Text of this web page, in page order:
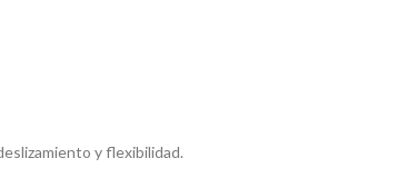
y flexibilidad.